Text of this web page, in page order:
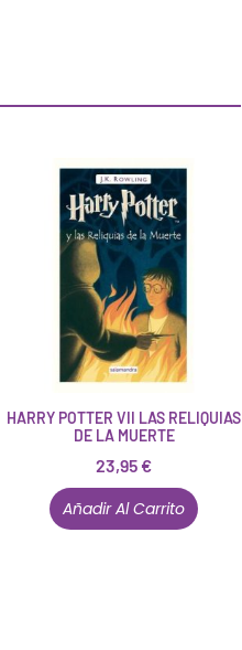
HARRY POTTER VII LAS RELIQUIAS
DE LA MUERTE
23,95 €
Añadir Al Carrito